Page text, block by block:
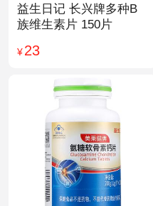
益生日记 长兴牌多种B
族维生素片 150片
¥23